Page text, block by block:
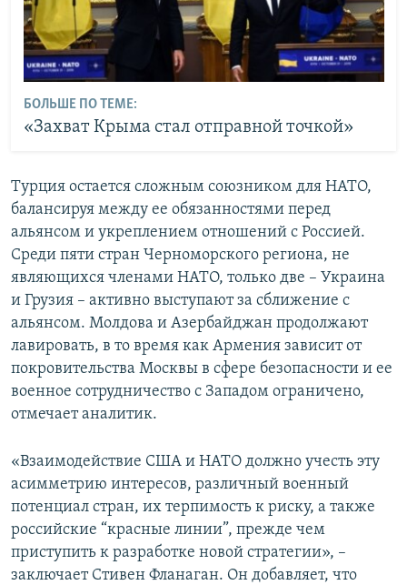
БОЛЬШЕ ПО ТЕМЕ:
«Захват Крыма стал отправной точкой»
Турция остается сложным союзником для НАТО,
балансируя между ее обязанностями перед
альянсом и укреплением отношений с Россией.
Среди пяти стран Черноморского региона, не
являющихся членами НАТО, только две – Украина
и Грузия – активно выступают за сближение с
альянсом. Молдова и Азербайджан продолжают
лавировать, в то время как Армения зависит от
покровительства Москвы в сфере безопасности и ее
военное сотрудничество с Западом ограничено,
отмечает аналитик.
«Взаимодействие США и НАТО должно учесть эту
асимметрию интересов, различный военный
потенциал стран, их терпимость к риску, а также
российские “красные линии”, прежде чем
приступить к разработке новой стратегии», –
заключает Стивен Фланаган. Он добавляет, что